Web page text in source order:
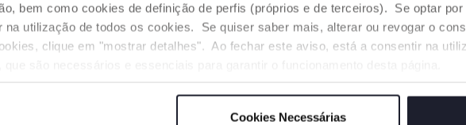
bem como cookies de definição de perfis (próprios e de terceiros). Se optar por
na utilização de todos os cookies. Se quiser saber mais, alterar ou revogar o
clique em "mostrar detalhes". Ao fechar este aviso, está a consentir na
Cookies Necessárias
BARREIRA DESLIZANTE
COM UMA MÃO
A barreira desliza para cima e
possam abri-la e fechá-la
mesmo quando o berço está
MÁXIMA
ADAPTABILIDADE ÀS
CAMAS
das camas graças aos seus 11
níveis de altura e pés
dobráveis que garantem a